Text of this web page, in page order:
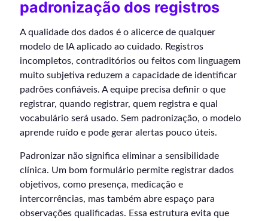
padronização dos registros
A qualidade dos dados é o alicerce de qualquer
modelo de IA aplicado ao cuidado. Registros
incompletos, contraditórios ou feitos com linguagem
muito subjetiva reduzem a capacidade de identificar
padrões confiáveis. A equipe precisa definir o que
registrar, quando registrar, quem registra e qual
vocabulário será usado. Sem padronização, o modelo
aprende ruído e pode gerar alertas pouco úteis.
Padronizar não significa eliminar a sensibilidade
clínica. Um bom formulário permite registrar dados
objetivos, como presença, medicação e
intercorrências, mas também abre espaço para
observações qualificadas. Essa estrutura evita que